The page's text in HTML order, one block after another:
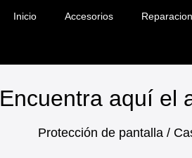
Inicio Accesorios
Encuentra aquí el
Protección de pantalla /